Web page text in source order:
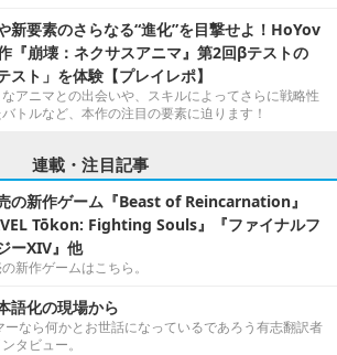
新要素のさらなる“進化”を目撃せよ！HoYov
『崩壊：ネクサスアニマ』第2回βテストの
スト」を体験【プレイレポ】
アニマとの出会いや、スキルによってさらに戦略性
トルなど、本作の注目の要素に迫ります！
連載・注目記事
の新作ゲーム『Beast of Reincarnation』
Tōkon: Fighting Souls』『ファイナルフ
ーXIV』他
新作ゲームはこちら。
語化の現場から
ーなら何かとお世話になっているであろう有志翻訳者
タビュー。